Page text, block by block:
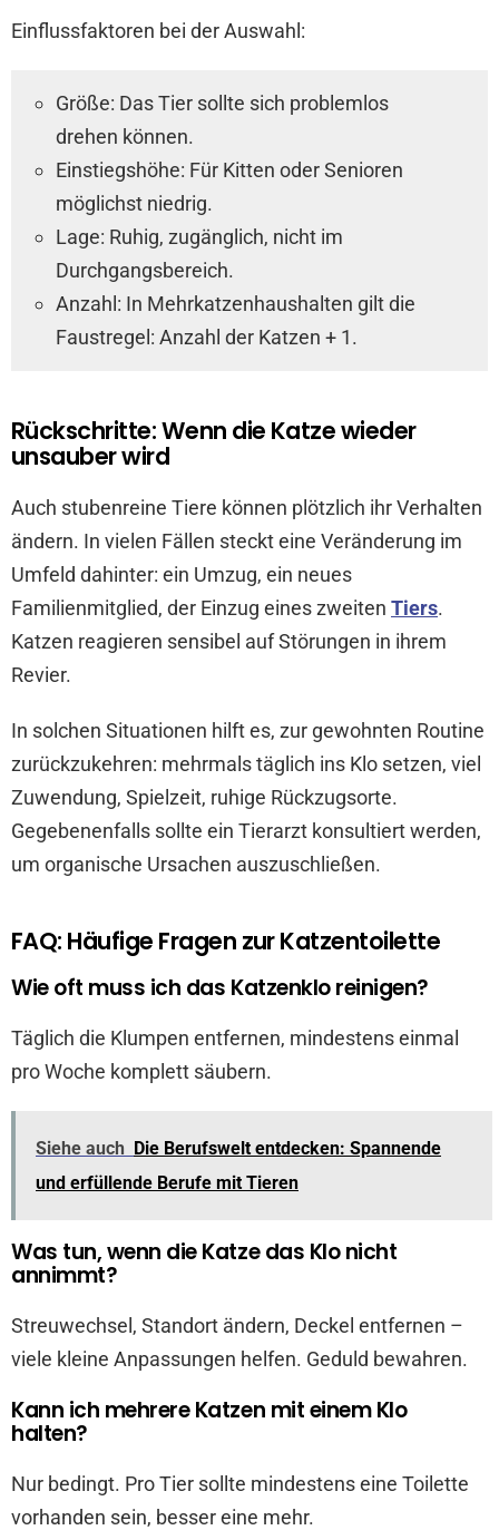
Einflussfaktoren bei der Auswahl:
Größe: Das Tier sollte sich problemlos
drehen können.
Einstiegshöhe: Für Kitten oder Senioren
möglichst niedrig.
Lage: Ruhig, zugänglich, nicht im
Durchgangsbereich.
Anzahl: In Mehrkatzenhaushalten gilt die
Faustregel: Anzahl der Katzen + 1.
Rückschritte: Wenn die Katze wieder
unsauber wird
Auch stubenreine Tiere können plötzlich ihr Verhalten
ändern. In vielen Fällen steckt eine Veränderung im
Umfeld dahinter: ein Umzug, ein neues
Familienmitglied, der Einzug eines zweiten Tiers.
Katzen reagieren sensibel auf Störungen in ihrem
Revier.
In solchen Situationen hilft es, zur gewohnten Routine
zurückzukehren: mehrmals täglich ins Klo setzen, viel
Zuwendung, Spielzeit, ruhige Rückzugsorte.
Gegebenenfalls sollte ein Tierarzt konsultiert werden,
um organische Ursachen auszuschließen.
FAQ: Häufige Fragen zur Katzentoilette
Wie oft muss ich das Katzenklo reinigen?
Täglich die Klumpen entfernen, mindestens einmal
pro Woche komplett säubern.
Siehe auch Die Berufswelt entdecken: Spannende
und erfüllende Berufe mit Tieren
Was tun, wenn die Katze das Klo nicht
annimmt?
Streuwechsel, Standort ändern, Deckel entfernen –
viele kleine Anpassungen helfen. Geduld bewahren.
Kann ich mehrere Katzen mit einem Klo
halten?
Nur bedingt. Pro Tier sollte mindestens eine Toilette
vorhanden sein, besser eine mehr.